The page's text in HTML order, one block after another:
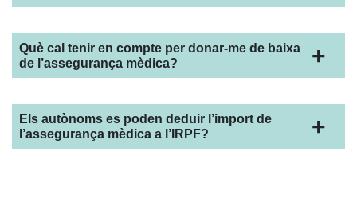
Què cal tenir en compte per donar-me de baixa
de l’assegurança mèdica?
Els autònoms es poden deduir l’import de
l’assegurança mèdica a l’IRPF?